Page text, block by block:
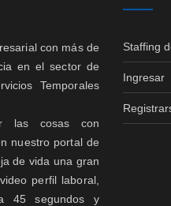
con más de
en el sector de
Temporales
las cosas con
nuestro portal de
de vida una gran
perfil laboral,
45 segundos y
Staffing
Ingresar